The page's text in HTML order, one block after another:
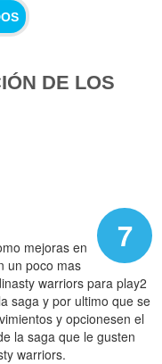
DE LOS
7
mejoras en
un poco mas
warriors para play2
saga y por ultimo que se
y opcionesen el
la saga que le gusten
warriors.